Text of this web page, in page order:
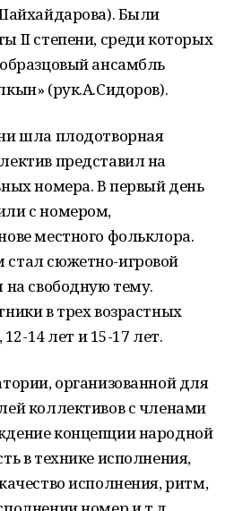
Были
II степени, среди которых
ансамбль
(рук.А.Сидоров).
шла плодотворная
представил на
номера. В первый день
с номером,
местного фольклора.
сюжетно-игровой
на свободную тему.
в трех возрастных
14 лет и 15-17 лет.
организованной для
коллективов с членами
концепции народной
в технике исполнения,
исполнения, ритм,